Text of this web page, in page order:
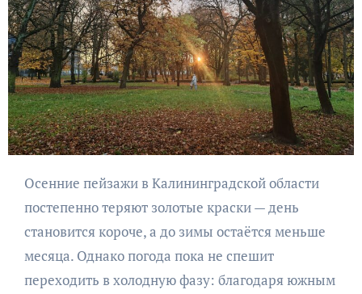
Осенние пейзажи в Калининградской области
постепенно теряют золотые краски — день
становится короче, а до зимы остаётся меньше
месяца. Однако погода пока не спешит
переходить в холодную фазу: благодаря южным